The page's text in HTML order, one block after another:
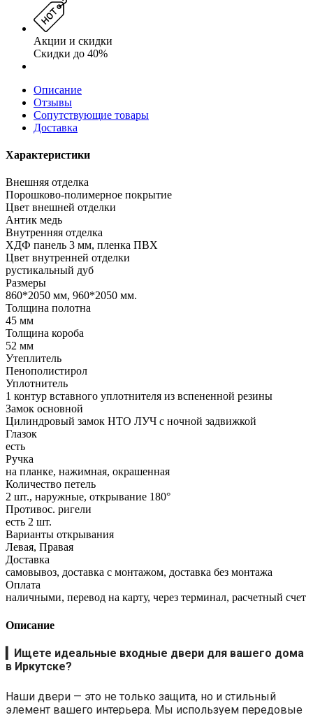
Акции и скидки
Скидки до 40%
Описание
Отзывы
Сопутствующие товары
Доставка
Характеристики
Внешняя отделка
Порошково-полимерное покрытие
Цвет внешней отделки
Антик медь
Внутренняя отделка
ХДФ панель 3 мм, пленка ПВХ
Цвет внутренней отделки
рустикальный дуб
Размеры
860*2050 мм, 960*2050 мм.
Толщина полотна
45 мм
Толщина короба
52 мм
Утеплитель
Пенополистирол
Уплотнитель
1 контур вставного уплотнителя из вспененной резины
Замок основной
Цилиндровый замок НТО ЛУЧ с ночной задвижкой
Глазок
есть
Ручка
на планке, нажимная, окрашенная
Количество петель
2 шт., наружные, открывание 180°
Противос. ригели
есть 2 шт.
Варианты открывания
Левая, Правая
Доставка
самовывоз, доставка с монтажом, доставка без монтажа
Оплата
наличными, перевод на карту, через терминал, расчетный счет
Описание
Ищете идеальные входные двери для вашего дома
в Иркутске?
Наши двери — это не только защита, но и стильный
элемент вашего интерьера. Мы используем передовые